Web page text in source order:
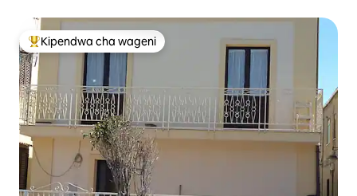
Kipendwa maarufu cha wageni
Kipendwa cha wageni